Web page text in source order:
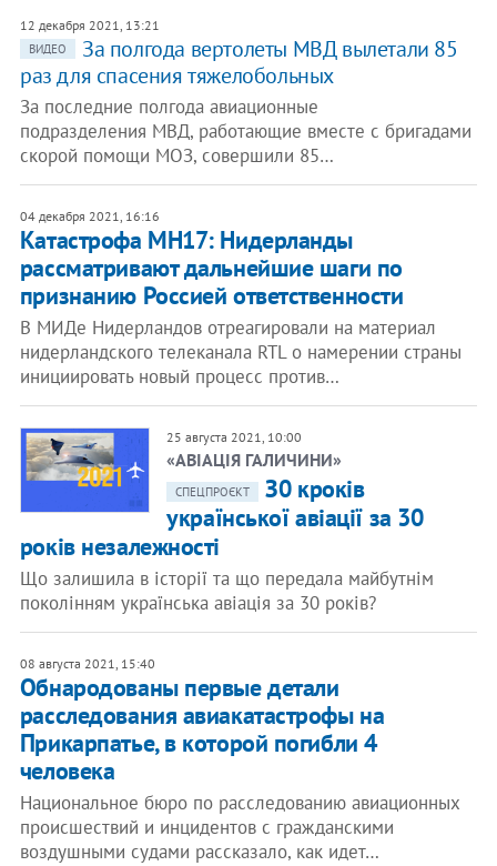
12 декабря 2021, 13:21
ВИДЕО
За полгода вертолеты МВД вылетали 85
раз для спасения тяжелобольных
За последние полгода авиационные
подразделения МВД, работающие вместе с бригадами
скорой помощи МОЗ, совершили 85…
04 декабря 2021, 16:16
Катастрофа MH17: Нидерланды
рассматривают дальнейшие шаги по
признанию Россией ответственности
В МИДе Нидерландов отреагировали на материал
нидерландского телеканала RTL о намерении страны
инициировать новый процесс против…
25 августа 2021, 10:00
«АВІАЦІЯ ГАЛИЧИНИ»
СПЕЦПРОЄКТ
З0 кроків
української авіації за 30
років незалежності
Що залишила в історії та що передала майбутнім
поколінням українська авіація за 30 років?
08 августа 2021, 15:40
Обнародованы первые детали
расследования авиакатастрофы на
Прикарпатье, в которой погибли 4
человека
Национальное бюро по расследованию авиационных
происшествий и инцидентов с гражданскими
воздушными судами рассказало, как идет…